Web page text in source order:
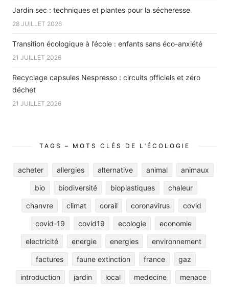
Jardin sec : techniques et plantes pour la sécheresse
28 JUILLET 2026
Transition écologique à l’école : enfants sans éco-anxiété
21 JUILLET 2026
Recyclage capsules Nespresso : circuits officiels et zéro
déchet
21 JUILLET 2026
TAGS – MOTS CLÉS DE L’ÉCOLOGIE
acheter allergies alternative animal animaux
bio biodiversité bioplastiques chaleur
chanvre climat corail coronavirus covid
covid-19 covid19 ecologie economie
electricité energie energies environnement
factures faune extinction france gaz
introduction jardin local medecine menace